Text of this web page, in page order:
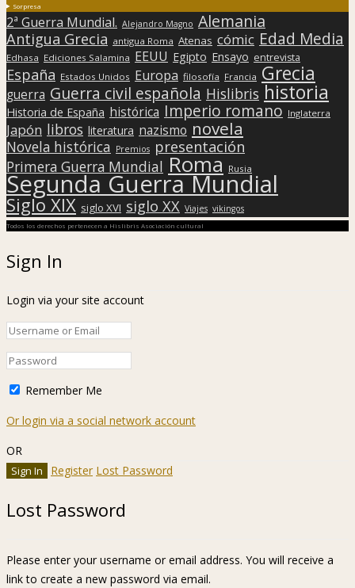
Sorpresa
2ª Guerra Mundial. Alejandro Magno Alemania
Antigua Grecia antigua Roma Atenas cómic Edad Media
Edhasa Ediciones Salamina EEUU Egipto Ensayo entrevista
España Estados Unidos Europa filosofía Francia Grecia
guerra Guerra civil española Hislibris historia
Historia de España histórica Imperio romano Inglaterra
Japón libros literatura nazismo novela
Novela histórica Premios presentación
Primera Guerra Mundial Roma Rusia
Segunda Guerra Mundial
Siglo XIX siglo XVI siglo XX Viajes vikingos
Todos los derechos pertenecen a Hislibris Asociación cultural
Sign In
Login via your site account
Remember Me
Or login via a social network account
OR
Register Lost Password
Lost Password
Please enter your username or email address. You will receive a
link to create a new password via email.